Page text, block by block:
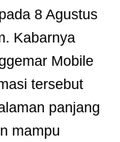
8 Agustus
Kabarnya
Mobile
tersebut
panjang
mampu